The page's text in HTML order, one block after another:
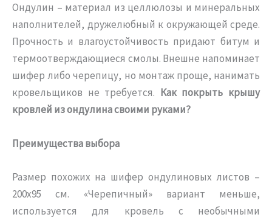
Ондулин – материал из целлюлозы и минеральных
наполнителей, дружелюбный к окружающей среде.
Прочность и влагоустойчивость придают битум и
термоотверждающиеся смолы. Внешне напоминает
шифер либо черепицу, но монтаж проще, нанимать
кровельщиков не требуется. Как покрыть крышу
кровлей из ондулина своими руками?
Преимущества выбора
Размер похожих на шифер ондулиновых листов –
200х95 см. «Черепичный» вариант меньше,
используется для кровель с необычными